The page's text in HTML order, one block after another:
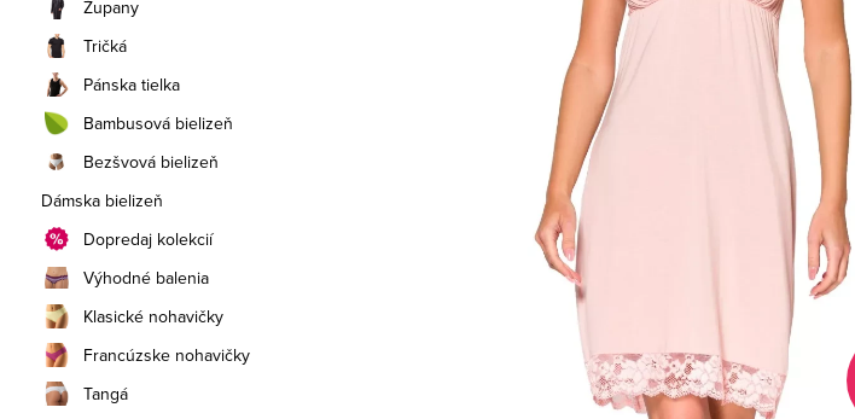
n
e
l
Župany
Tričká
Pánska tielka
Bambusová bielizeň
Bezšvová bielizeň
Dámska bielizeň
Dopredaj kolekcií
Výhodné balenia
Klasické nohavičky
Francúzske nohavičky
Tangá